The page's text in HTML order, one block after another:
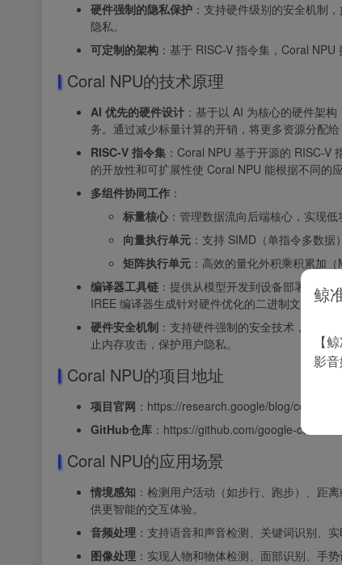
硬件强制的隐私保护 ：支持硬件级别的安全机制
隐私。
可定制的架构 ：基于 RISC-V 指令集，Coral
Coral NPU的技术原理
AI 优先的硬件设计 ：基于以 AI 为核心的硬件架
务。通过减少标量计算的开销，将更多资源分配给
RISC-V 指令集 ：Coral NPU 基于开源的 RISC-
的开放性和可扩展性使 Coral NPU 能根据不同的
多组件协同工作 ：
标量核心：管理数据流向后端核心，实现低
向量执行单元 ：支持 SIMD（单指令多数据
矩阵执行单元 ：高效的量化外积乘积累加
编译器工具链 ：提供从模型开发到设备部署的完
IREE 编译器生成针对硬件优化的二进制文件。
硬件安全机制 ：支持硬件强制的安全技术，如
止内存攻击，保护用户隐私。
Coral NPU的项目地址
项目官网 ：https://research.google/blog/coral-
GitHub仓库 ：https://github.com/google-coral/
Coral NPU的应用场景
情境感知 ：检测用户活动（如步行、跑步）、距
供更智能的交互体验。
音频处理 ：支持语音和声音检测、关键词识别、
图像处理 ：实现人物和物体检测、面部识别、手
鲸
【
影